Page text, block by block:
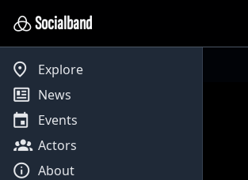
Socialband
Explore
News
Events
Actors
About